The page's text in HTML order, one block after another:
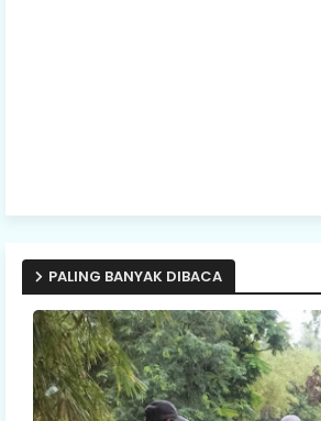
PALING BANYAK DIBACA